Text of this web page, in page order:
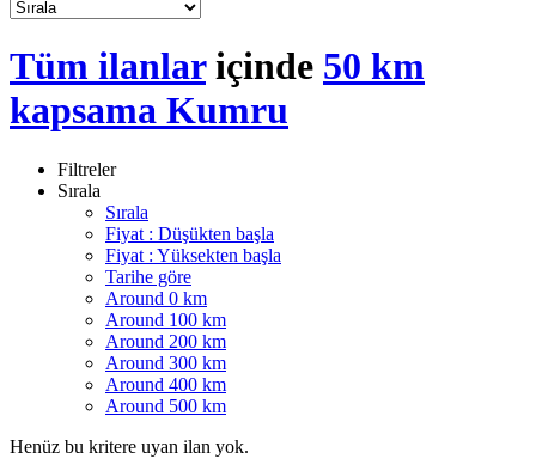
Tüm ilanlariçinde 50 km
kapsama Kumru
Filtreler
Sırala
Sırala
Fiyat : Düşükten başla
Fiyat : Yüksekten başla
Tarihe göre
Around 0 km
Around 100 km
Around 200 km
Around 300 km
Around 400 km
Around 500 km
Henüz bu kritere uyan ilan yok.